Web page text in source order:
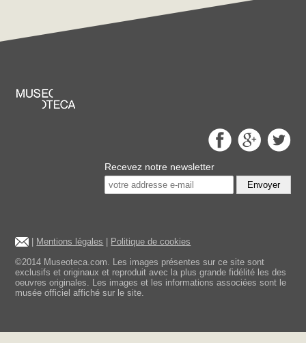
Recevez notre newsletter
Envoyer
| Mentions légales | Politique de cookies
©2014 Museoteca.com. Les images présentes sur ce site sont
exclusifs et originaux et reproduit avec la plus grande fidélité les des
oeuvres originales. Les images et les informations associées sont le
musée officiel affiché sur le site.